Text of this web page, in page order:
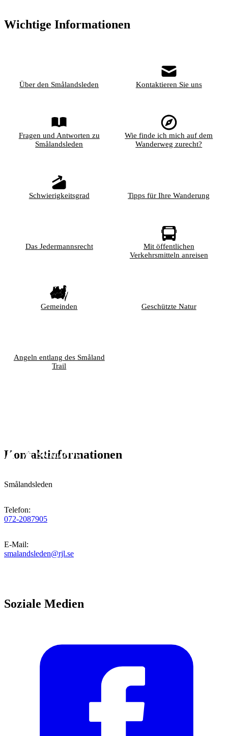
Wichtige Informationen
Über den Smålandsleden Kontaktieren Sie uns
Fragen und Antworten zu
Smålandsleden
Wie finde ich mich auf dem
Wanderweg zurecht?
Schwierigkeitsgrad Tipps für Ihre Wanderung
Das Jedermannsrecht
Mit öffentlichen
Verkehrsmitteln anreisen
Gemeinden Geschützte Natur
Angeln entlang des Småland
Trail
Kontaktinformationen
Smålandsleden
Telefon:
072-2087905
E-Mail:
smalandsleden@rjl.se
Soziale Medien